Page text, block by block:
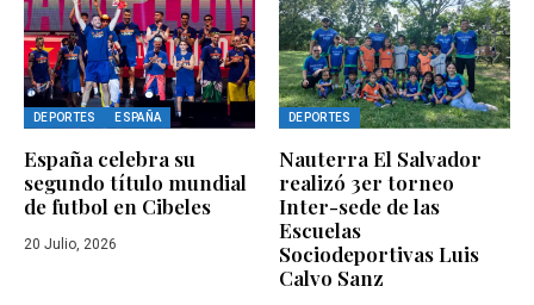
DEPORTES ESPAÑA
España celebra su
segundo título mundial
de futbol en Cibeles
20 Julio, 2026
DEPORTES
Nauterra El Salvador
realizó 3er torneo
Inter-sede de las
Escuelas
Sociodeportivas Luis
Calvo Sanz